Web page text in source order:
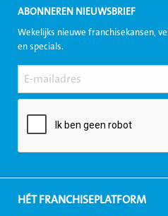
ABONNEREN NIEUWSBRIEF
Wekelijks nieuwe franchisekansen,
en specials.
HÉT FRANCHISEPLATFORM